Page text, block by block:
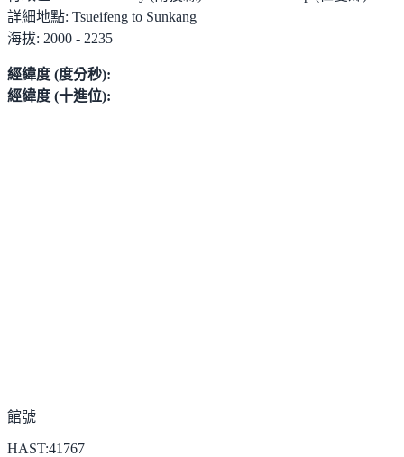
詳細地點: Tsueifeng to Sunkang
海拔: 2000 - 2235
經緯度 (度分秒):
經緯度 (十進位):
館號
HAST:41767